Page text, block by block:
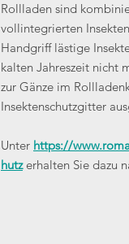
Rollladen sind
vollintegrierten
Handgriff lästige
kalten Jahreszeit nicht
zur Gänze im
Insektenschutzgitter
Unter https://
hutzerhalten Sie dazu